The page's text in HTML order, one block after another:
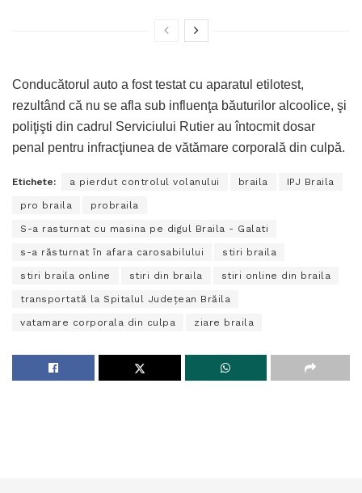
Conducătorul auto a fost testat cu aparatul etilotest,
rezultând că nu se afla sub influenţa băuturilor alcoolice, şi
poliţişti din cadrul Serviciului Rutier au întocmit dosar
penal pentru infracţiunea de vătămare corporală din culpă.
Etichete: a pierdut controlul volanului braila IPJ Braila
pro braila probraila
S-a rasturnat cu masina pe digul Braila - Galati
s-a răsturnat în afara carosabilului stiri braila
stiri braila online stiri din braila stiri online din braila
transportată la Spitalul Judeţean Brăila
vatamare corporala din culpa ziare braila